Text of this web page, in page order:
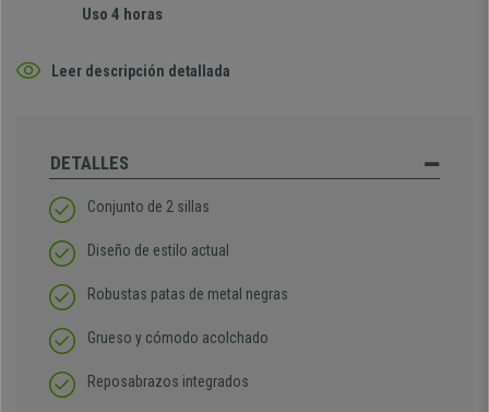
Uso 4 horas
Leer descripción detallada
DETALLES
Conjunto de 2 sillas
Diseño de estilo actual
Robustas patas de metal negras
Grueso y cómodo acolchado
Reposabrazos integrados